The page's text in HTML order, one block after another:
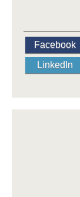
Facebook
LinkedIn